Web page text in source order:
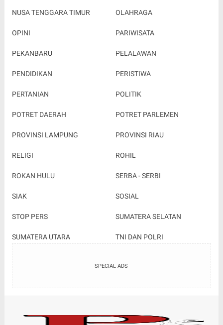
NUSA TENGGARA TIMUR OLAHRAGA
OPINI PARIWISATA
PEKANBARU PELALAWAN
PENDIDIKAN PERISTIWA
PERTANIAN POLITIK
POTRET DAERAH POTRET PARLEMEN
PROVINSI LAMPUNG PROVINSI RIAU
RELIGI ROHIL
ROKAN HULU SERBA - SERBI
SIAK SOSIAL
STOP PERS SUMATERA SELATAN
SUMATERA UTARA TNI DAN POLRI
SPECIAL ADS